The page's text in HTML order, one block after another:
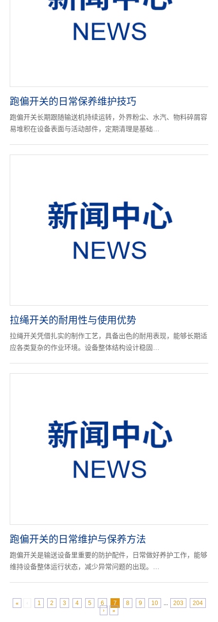
跑偏开关的日常保养维护技巧
跑偏开关长期跟随输送机持续运转，外界粉尘、水汽、物料碎屑容
易堆积在设备表面与活动部件，定期清理是基础…
拉绳开关的耐用性与使用优势
拉绳开关凭借扎实的制作工艺，具备出色的耐用表现，能够长期适
应各类复杂的作业环境。设备整体结构设计稳固…
跑偏开关的日常维护与保养方法
跑偏开关是输送设备里重要的防护配件，日常做好养护工作，能够
维持设备整体运行状态，减少异常问题的出现。…
« ‹ 1 2 3 4 5 6 7 8 9 10 203
204
›
»